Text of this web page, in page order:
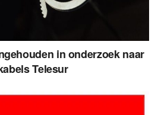
in onderzoek naar
Telesur